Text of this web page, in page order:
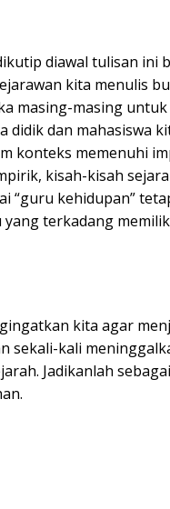
diawal tulisan ini
kita menulis
masing-masing
didik dan mahasiswa
konteks memenuhi
kisah-kisah
“guru kehidupan”
terkadang
kita agar
sekali-kali
Jadikanlah